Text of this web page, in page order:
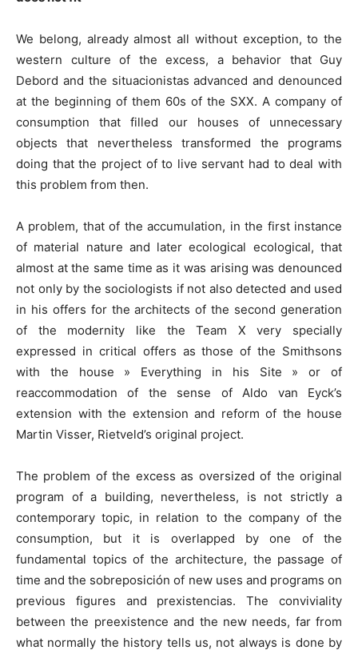
We belong, already almost all without exception, to the
western culture of the excess, a behavior that Guy
Debord and the situacionistas advanced and denounced
at the beginning of them 60s of the SXX. A company of
consumption that filled our houses of unnecessary
objects that nevertheless transformed the programs
doing that the project of to live servant had to deal with
this problem from then.
A problem, that of the accumulation, in the first instance
of material nature and later ecological ecological, that
almost at the same time as it was arising was denounced
not only by the sociologists if not also detected and used
in his offers for the architects of the second generation
of the modernity like the Team X very specially
expressed in critical offers as those of the Smithsons
with the house » Everything in his Site » or of
reaccommodation of the sense of Aldo van Eyck’s
extension with the extension and reform of the house
Martin Visser, Rietveld’s original project.
The problem of the excess as oversized of the original
program of a building, nevertheless, is not strictly a
contemporary topic, in relation to the company of the
consumption, but it is overlapped by one of the
fundamental topics of the architecture, the passage of
time and the sobreposición of new uses and programs on
previous figures and prexistencias. The conviviality
between the preexistence and the new needs, far from
what normally the history tells us, not always is done by